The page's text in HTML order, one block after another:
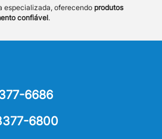
especializada, oferecendo produtos
confiável.
6686
6800